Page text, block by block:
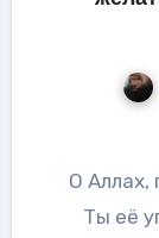
О Аллах, поистине, Ты создал душу мою,
Ты её